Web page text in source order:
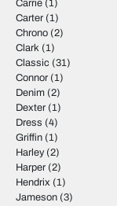
Carrie (1)
Carter (1)
Chrono (2)
Clark (1)
Classic (31)
Connor (1)
Denim (2)
Dexter (1)
Dress (4)
Griffin (1)
Harley(2)
Harper (2)
Hendrix (1)
Jameson (3)